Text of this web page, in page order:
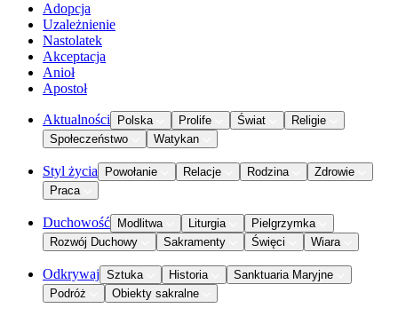
Adopcja
Uzależnienie
Nastolatek
Akceptacja
Anioł
Apostoł
Aktualności Polska Prolife Świat
Religie
Społeczeństwo
Watykan
Styl życia Powołanie Relacje Rodzina
Zdrowie
Praca
Duchowość Modlitwa Liturgia
Pielgrzymka
Rozwój Duchowy
Sakramenty Święci Wiara
Odkrywaj Sztuka Historia
Sanktuaria Maryjne
Podróż
Obiekty sakralne